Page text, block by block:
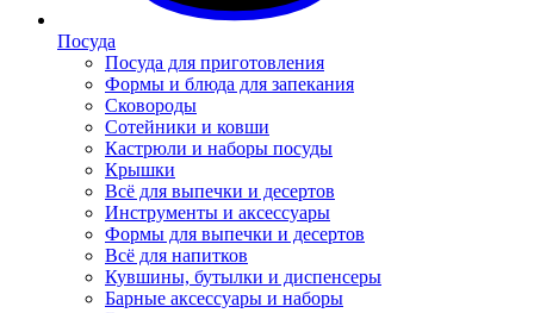
Посуда
Посуда для приготовления
Формы и блюда для запекания
Сковороды
Сотейники и ковши
Кастрюли и наборы посуды
Крышки
Всё для выпечки и десертов
Инструменты и аксессуары
Формы для выпечки и десертов
Всё для напитков
Кувшины, бутылки и диспенсеры
Барные аксессуары и наборы